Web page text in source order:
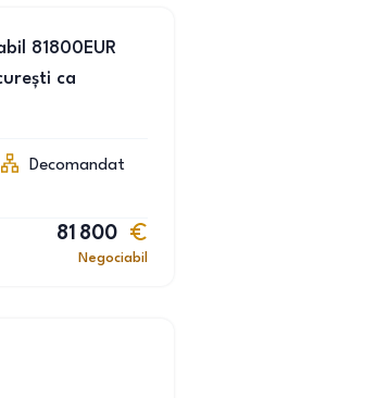
81800EUR
ca
Decomandat
81 800
Negociabil